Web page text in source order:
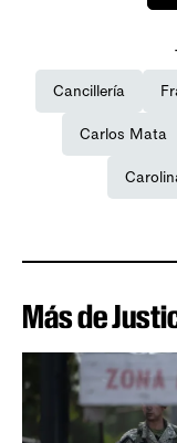
Cancillería
Carlos Mata
Más de